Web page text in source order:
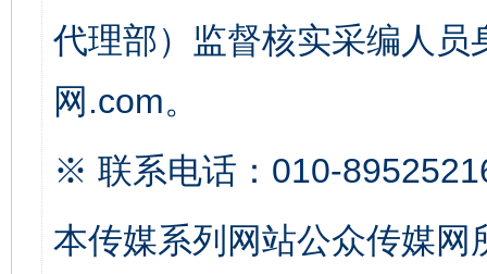
代理部）监督核实采编人员
网.com。
※ 联系电话：010-
本传媒系列网站公众传媒
东山县通报“牛蛙产品抗生素超标问题” 法